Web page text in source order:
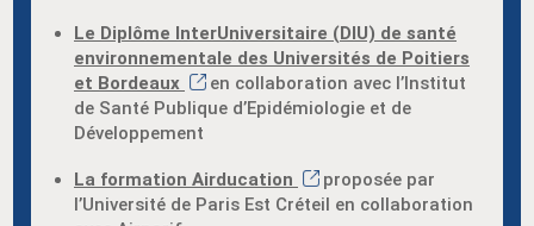
Le Diplôme InterUniversitaire (DIU) de santé
environnementale des Universités de Poitiers
et Bordeaux
en collaboration avec l’Institut
de Santé Publique d’Epidémiologie et de
Développement
La formation Airducation
proposée par
l’Université de Paris Est Créteil en collaboration